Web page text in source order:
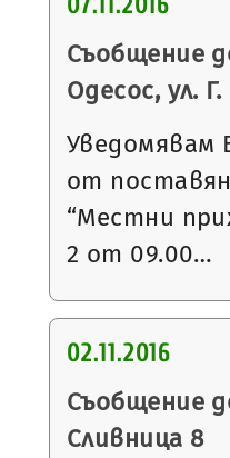
Съобщение
Одесос, ул.
Уведомявам
от
“Местни
2 от 09.00…
02.11.2016
Съобщение
Сливница 8